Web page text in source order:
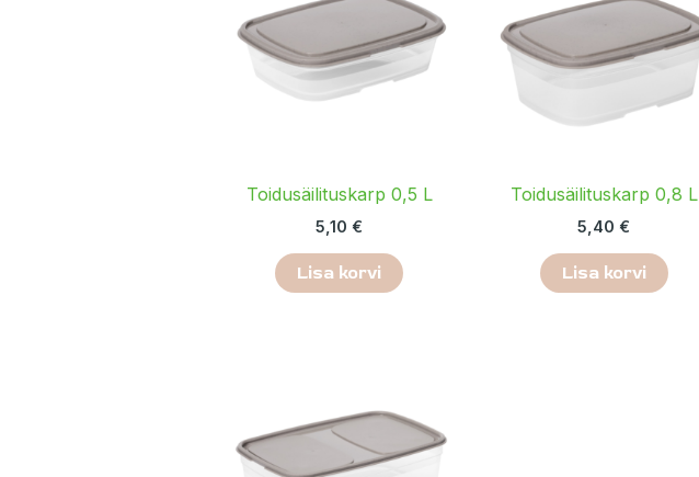
Toidusäilituskarp 0,5 L
5,10 €
Lisa korvi
Toidusäilituskarp 0,8 L
5,40 €
Lisa korvi